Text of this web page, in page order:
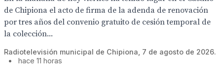
de Chipiona el acto de firma de la adenda de renovación
por tres años del convenio gratuito de cesión temporal de
la colección...
Radiotelevisión municipal de Chipiona, 7 de agosto de 2026.
•
hace 11 horas